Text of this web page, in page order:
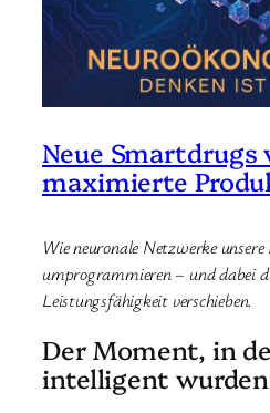
Neue Smartdrugs
maximierte
Wie neuronale Netzwerke unsere
umprogrammieren – und dabei
Leistungsfähigkeit verschieben.
Der Moment, in
intelligent wurden